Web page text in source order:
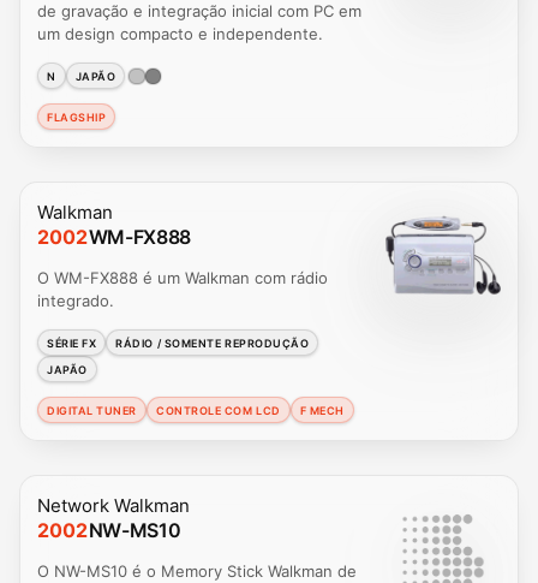
de gravação e integração inicial com PC em
um design compacto e independente.
N JAPÃO
FLAGSHIP
Walkman
2002WM-FX888
O WM-FX888 é um Walkman com rádio
integrado.
SÉRIE FX
RÁDIO / SOMENTE REPRODUÇÃO
JAPÃO
DIGITAL TUNER CONTROLE COM LCD F MECH
Network Walkman
2002NW-MS10
O NW-MS10 é o Memory Stick Walkman de